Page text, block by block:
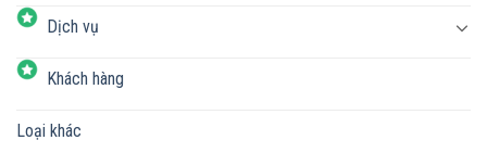
Dịch vụ
Khách hàng
Loại khác